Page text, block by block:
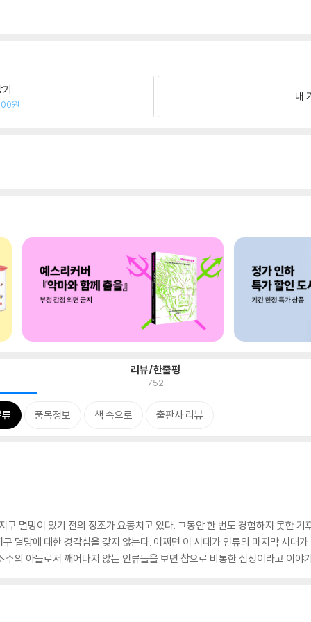
원
내
리뷰/한줄평
752
품목정보 책 속으로 출판사 리뷰
구 멸망이 있기 전의 징조가 요동치고 있다. 그동안 한 번도 경험하지 못한
멸망에 대한 경각심을 갖지 않는다. 어쩌면 이 시대가 인류의 마지막 시대
의 아들로서 깨어나지 않는 인류들을 보면 참으로 비통한 심정이라고 이야